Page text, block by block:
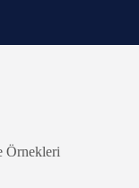
Örnekleri